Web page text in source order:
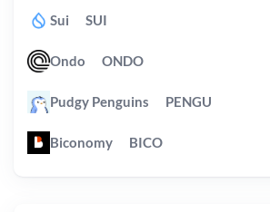
Sui SUI
Ondo ONDO
Pudgy Penguins PENGU
Biconomy BICO